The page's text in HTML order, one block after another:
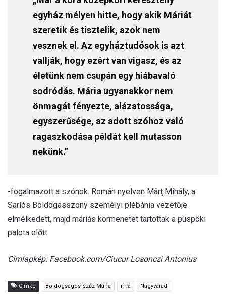
egyház mélyen hitte, hogy akik Máriát
szeretik és tisztelik, azok nem
vesznek el. Az egyháztudósok is azt
vallják, hogy ezért van vigasz, és az
életünk nem csupán egy hiábavaló
sodródás. Mária ugyanakkor nem
önmagát fényezte, alázatossága,
egyszerűsége, az adott szóhoz való
ragaszkodása példát kell mutasson
nekünk.”
-fogalmazott a szónok. Román nyelven Mârţ Mihály, a
Sarlós Boldogasszony személyi plébánia vezetője
elmélkedett, majd máriás körmenetet tartottak a püspöki
palota előtt.
Címlapkép: Facebook.com/Ciucur Losonczi Antonius
Címke Boldogságos Szűz Mária ima Nagyvárad